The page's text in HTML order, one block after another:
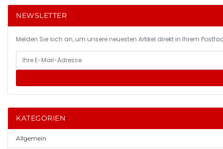
NEWSLETTER
Melden Sie sich an, um unsere neuesten Artikel direkt in Ihrem
KATEGORIEN
Allgemein